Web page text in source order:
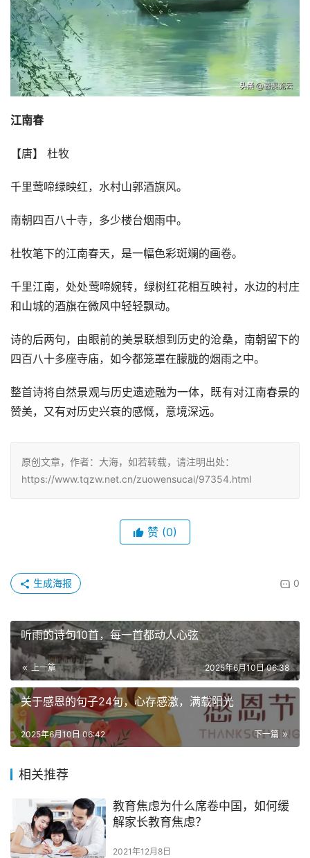
江南春
【唐】 杜牧
千里莺啼绿映红，水村山郭酒旗风。
南朝四百八十寺，多少楼台烟雨中。
杜牧笔下的江南春天，是一幅色彩斑斓的画卷。
千里江南，处处莺啼婉转，绿树红花相互映衬，水边的村庄
和山城的酒旗在微风中轻轻飘动。
诗的后两句，由眼前的美景联想到历史的沧桑，南朝留下的
四百八十多座寺庙，如今都笼罩在朦胧的烟雨之中。
整首诗将自然景观与历史遗迹融为一体，既有对江南春景的
赞美，又有对历史兴衰的感慨，意境深远。
原创文章，作者：大海，如若转载，请注明出处：
https://www.tqzw.net.cn/zuowensucai/97354.html
赞 (0)
0
生成海报
听雨的诗句10首，每一首都动人心弦
上一篇 2025年6月10日 06:38
关于感恩的句子24句，心存感激，满载阳光
下一篇
2025年6月10日 06:42
相关推荐
教育焦虑为什么席卷中国，如何缓
解家长教育焦虑？
2021年12月8日